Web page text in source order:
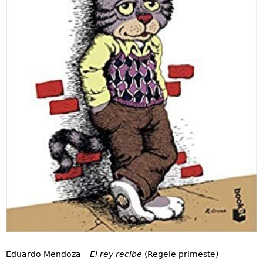
Eduardo Mendoza – El rey recibe (Regele primește)